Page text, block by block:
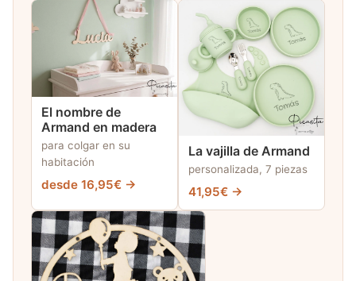
El nombre de
Armand en madera
para colgar en su
habitación
desde 16,95€ →
La vajilla de Armand
personalizada, 7 piezas
41,95€ →